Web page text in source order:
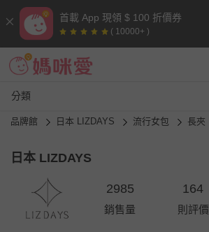
首載 App 現領 $ 100 折價券
( 10000+ )
分類
品牌館 日本 LIZDAYS 流行女包 長夾
日本 LIZDAYS
2985
銷售量
164
則評價